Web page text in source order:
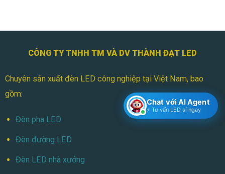
Cho
Sáng
LED
100W
Gia
CÔNG TY TNHH TM VÀ DV THÀNH ĐẠT LED
Chuyên sản xuất đèn LED công nghiệp tại Việt Nam, bao
gồm:
Đèn pha LED
Đèn đường LED
Đèn LED nhà xưởng
Chat với AI Agent
⚡ Tư vấn LED sỉ ngay